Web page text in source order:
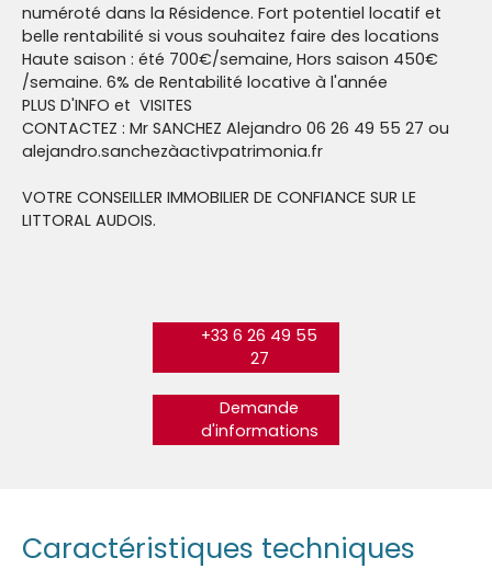
numéroté dans la Résidence. Fort potentiel locatif et
belle rentabilité si vous souhaitez faire des locations
Haute saison : été 700€/semaine, Hors saison 450€
/semaine. 6% de Rentabilité locative à l'année
PLUS D'INFO et VISITES
CONTACTEZ : Mr SANCHEZ Alejandro 06 26 49 55 27 ou
alejandro.sanchezàactivpatrimonia.fr
VOTRE CONSEILLER IMMOBILIER DE CONFIANCE SUR LE
LITTORAL AUDOIS.
+33 6 26 49 55
27
Demande
d'informations
Caractéristiques techniques